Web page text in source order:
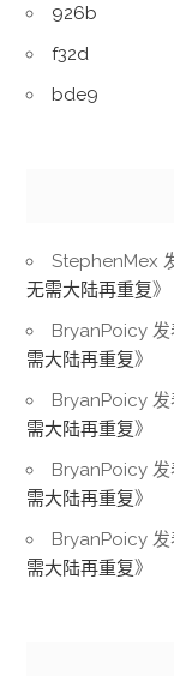
926b
f32d
bde9
StephenMex
无需大陆再重复》
BryanPoicy
需大陆再重复》
BryanPoicy
需大陆再重复》
BryanPoicy
需大陆再重复》
BryanPoicy
需大陆再重复》